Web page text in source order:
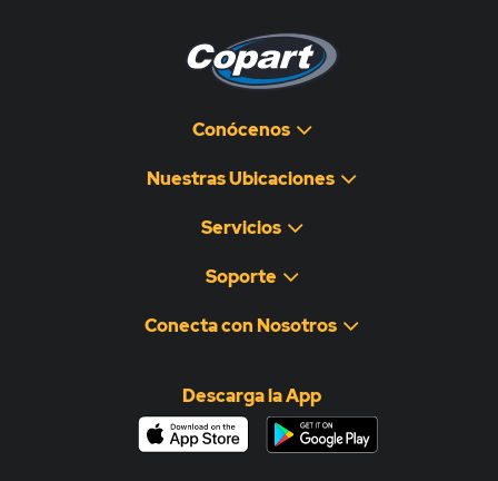
Conócenos
Nuestras Ubicaciones
Servicios
Soporte
Conecta con Nosotros
Descarga la App